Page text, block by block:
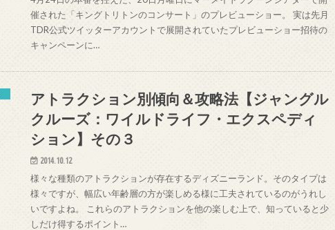
催された「キングトリトンのコンサート」のプレビューショー。 実は先月
TDR公式ツイッターアカウントで展開されていたプレビューショー招待の
キャンペーンに…
アトラクション別傾向＆攻略法【ジャングル
クルーズ：ワイルドライフ・エクスペディ
ション】その３
2014.10.12
様々な種類のアトラクションが存在するディズニーランド。そのタイプは
様々ですが、幅広い年齢層の方が楽しめる様に工夫されているのがうれし
いですよね。 これらのアトラクションを他の楽しむ上で、知っていると少
しだけ得するポイント…